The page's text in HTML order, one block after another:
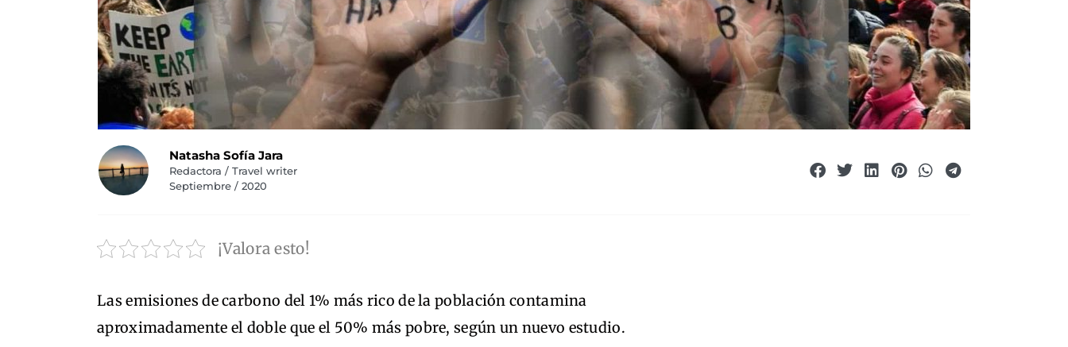
Natasha Sofía Jara
Redactora / Travel writer
Septiembre / 2020
¡Valora esto!
Las emisiones de carbono del 1% más rico de la población contamina
aproximadamente el doble que el 50% más pobre, según un nuevo estudio.